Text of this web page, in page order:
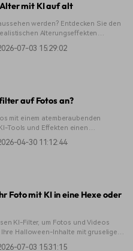
mit KI auf alt
werden? Entdecken Sie den
Alterungseffekten
und sehen Sie Ihr zukünftiges Ich!
07-03 15:29:02
auf Fotos an?
mit einem atemberaubenden
Tools und Effekten einen
unheimliche Verwandlung
04-30 11:12:44
Foto mit KI in eine Hexe oder
KI-Filter, um Fotos und Videos
Halloween-Inhalte mit gruseligen
Videos mit Filmora Mobile in Hexen.
07-03 15:31:15